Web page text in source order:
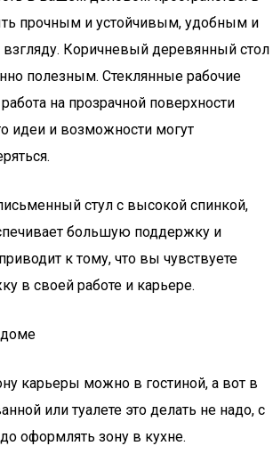
прочным и устойчивым, удобным и
Коричневый деревянный стол
полезным. Стеклянные рабочие
на прозрачной поверхности
идеи и возможности могут
стул с высокой спинкой,
большую поддержку и
к тому, что вы чувствуете
в своей работе и карьере.
карьеры можно в гостиной, а вот в
или туалете это делать не надо, с
оформлять зону в кухне.